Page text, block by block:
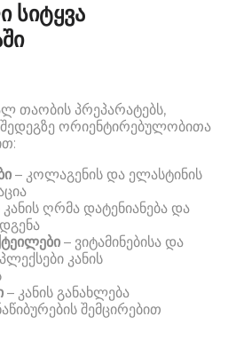
სიტყვა
თაობის პრეპარატებს,
ორიენტირებულობითა
– კოლაგენის და ელასტინის
კანის ღრმა დატენიანება და
– ვიტამინებისა და
კანის
– კანის განახლება
შემცირებით